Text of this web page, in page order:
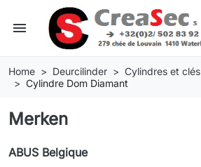
menu
Home Deurcilinder
Cylindres et
Cylindre Dom Diamant
Merken
ABUS Belgique